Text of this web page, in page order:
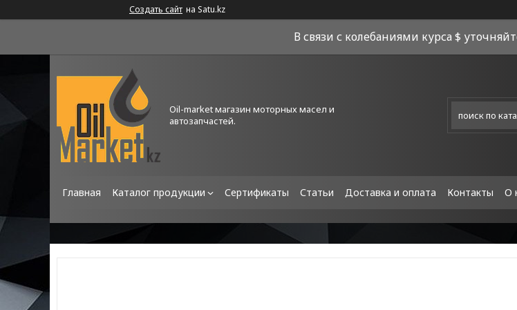
Создать сайт на Satu.kz
В связи с колебаниями курса $
Oil-market магазин моторных масел и
автозапчастей.
Главная Каталог продукции Сертификаты Статьи Доставка и оплата Контакты О